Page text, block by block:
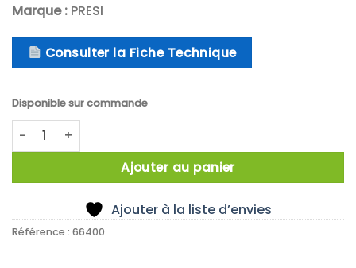
Marque : PRESI
Consulter la Fiche Technique
Disponible sur commande
quantité de Polisseuse MINITECH 250 SP1
Ajouter au panier
Ajouter à la liste d’envies
Référence : 66400